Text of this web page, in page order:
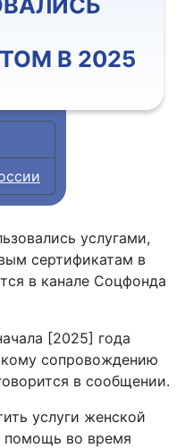
В 2025
услугами,
сертификатам в
в канале Соцфонда
[2025] года
сопровождению
в сообщении.
услуги женской
помощь во время